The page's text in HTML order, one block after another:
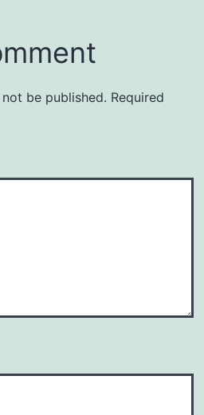
be published. Required